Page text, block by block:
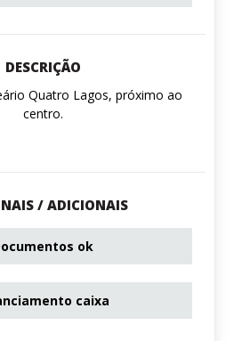
DESCRIÇÃO
Quatro Lagos, próximo ao
centro.
/ ADICIONAIS
ok
caixa